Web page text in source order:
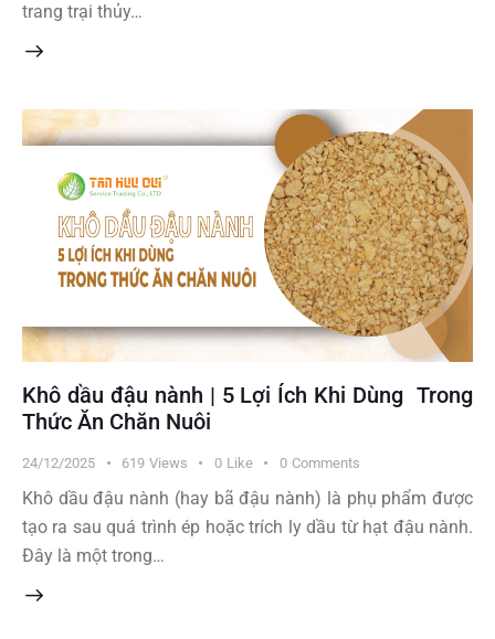
trang trại thủy…
Khô dầu đậu nành | 5 Lợi Ích Khi Dùng Trong
Thức Ăn Chăn Nuôi
24/12/2025 619 Views 0 Like 0 Comments
Khô dầu đậu nành (hay bã đậu nành) là phụ phẩm được
tạo ra sau quá trình ép hoặc trích ly dầu từ hạt đậu nành.
Đây là một trong…